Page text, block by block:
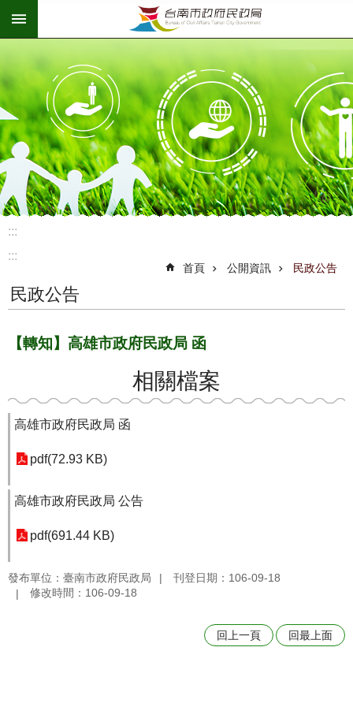
跳到主要內容區塊
:::
:::
首頁 公開資訊 民政公告
民政公告
【轉知】高雄市政府民政局 函
相關檔案
高雄市政府民政局 函
pdf(72.93 KB)
高雄市政府民政局 公告
pdf(691.44 KB)
發布單位：臺南市政府民政局
刊登日期：106-09-18
修改時間：106-09-18
回上一頁 回最上面